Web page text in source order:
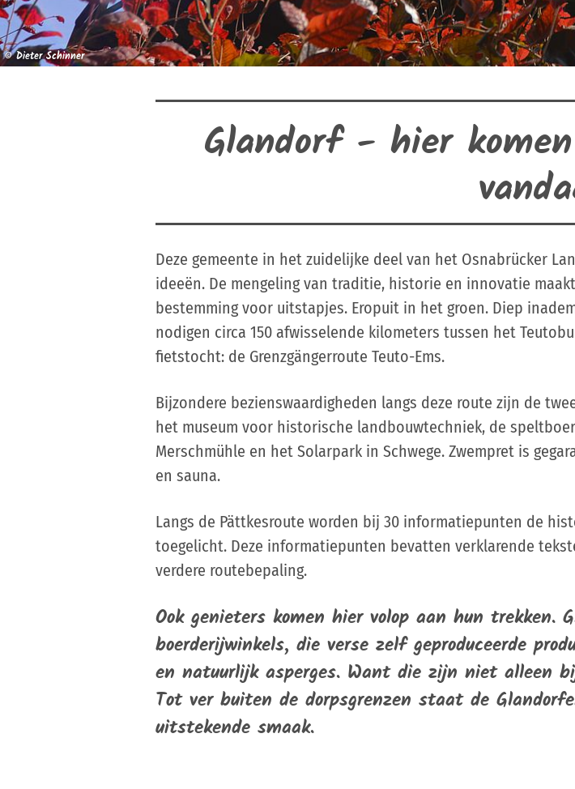
© Dieter Schinner
Glandorf - hier
Deze gemeente in het zuidelijke deel van het Osnabrücker
ideeën. De mengeling van traditie, historie en innovatie
bestemming voor uitstapjes. Eropuit in het groen. Diep
nodigen circa 150 afwisselende kilometers tussen het
fietstocht: de Grenzgängerroute Teuto-Ems.
Bijzondere bezienswaardigheden langs deze route zijn de
het museum voor historische landbouwtechniek, de
Merschmühle en het Solarpark in Schwege. Zwempret is
en sauna.
Langs de Pättkesroute worden bij 30 informatiepunten de
toegelicht. Deze informatiepunten bevatten verklarende
verdere routebepaling.
Ook genieters komen hier volop aan hun
boerderijwinkels, die verse zelf geproduceerde
en natuurlijk asperges. Want die zijn niet alleen
Tot ver buiten de dorpsgrenzen staat de
uitstekende smaak.